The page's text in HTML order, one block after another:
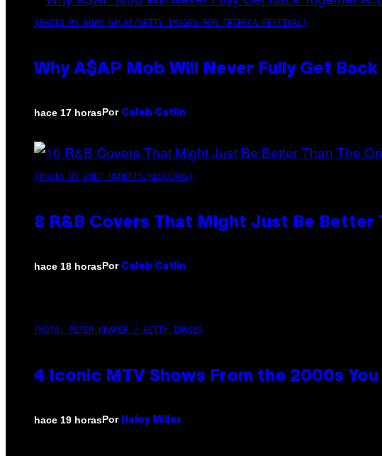
(PHOTO BY NOAM GALAI/GETTY IMAGES FOR TRIBECA FESTIVAL)
Why A$AP Mob Will Never Fully Get
hace 17 horasPor Caleb Catlin
(PHOTO BY EBET ROBERTS/REDFERNS)
8 R&B Covers That Might Just Be Better
hace 18 horasPor Caleb Catlin
PHOTO: PETER KRAMER / GETTY IMAGES
4 Iconic MTV Shows From the 2000s
hace 19 horasPor Haley Miller